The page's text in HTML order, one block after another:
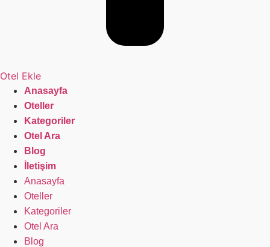
Otel Ekle
Anasayfa
Oteller
Kategoriler
Otel Ara
Blog
İletişim
Anasayfa
Oteller
Kategoriler
Otel Ara
Blog